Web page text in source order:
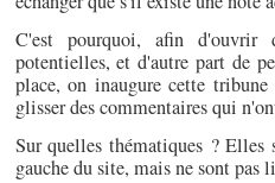
C'est pourquoi, afin d'ouvrir
potentielles, et d'autre part de
place, on inaugure cette
glisser des commentaires qui
Sur quelles thématiques ? Elles
gauche du site, mais ne sont pas